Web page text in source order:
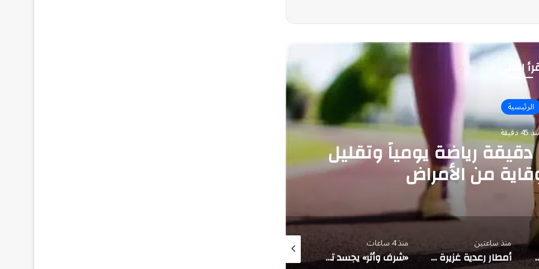
التالي
الرئيسية
دقيقة
«الخضيري» يوصي بـ 20 دقيقة رياضة يومياً وتقليل
من الأمراض
يرد بعمل عسكري واسع ضد مليشيا الحوثي
منذ ساعتين
أمطار رعدية غزيرة مع برد على جازان وعسير وحرارة شديدة في الرياض والشرقية
منذ 4 ساعات
«شرف وأثر» يجسد تحول السعودية لنموذج عالمي لضيوف الرحمن
منذ 5 ساعات